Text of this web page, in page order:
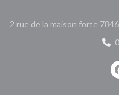
2 rue de la maison forte